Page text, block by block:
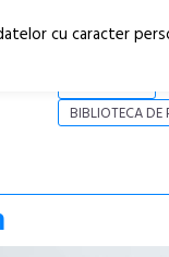
BIBLIOTECA DE
cu caracter